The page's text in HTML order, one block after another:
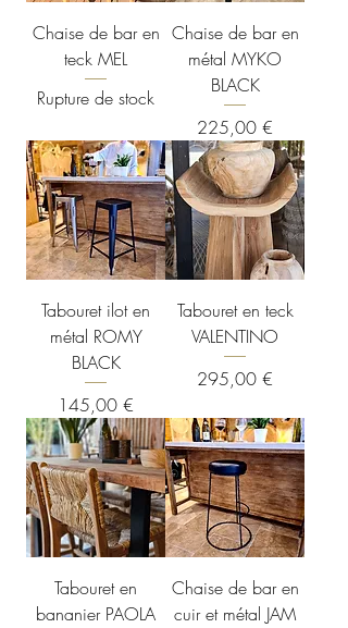
Chaise de bar en
teck MEL
Rupture de stock
Chaise de bar en
métal MYKO
BLACK
Prix
225,00 €
Tabouret ilot en
métal ROMY
BLACK
Prix
145,00 €
Tabouret en teck
VALENTINO
Prix
295,00 €
Tabouret en
bananier PAOLA
Chaise de bar en
cuir et métal JAM